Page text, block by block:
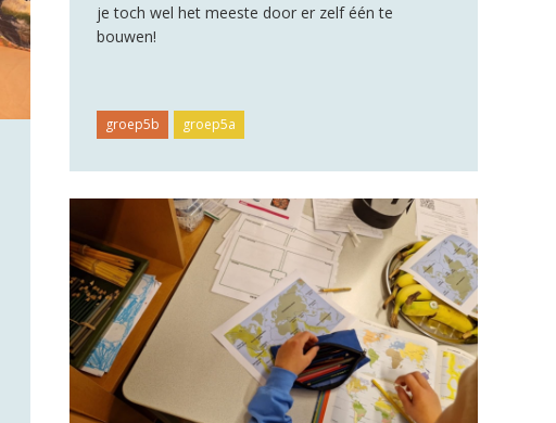
je toch wel het meeste door er zelf één te
bouwen!
groep5b groep5a